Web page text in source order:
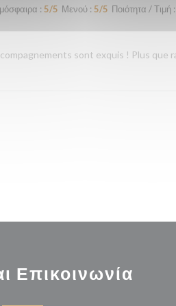
: 5/5 Μενού: 5/5 Ποιότητα / Τιμή :
sont exquis ! Plus que
Επικοινωνία